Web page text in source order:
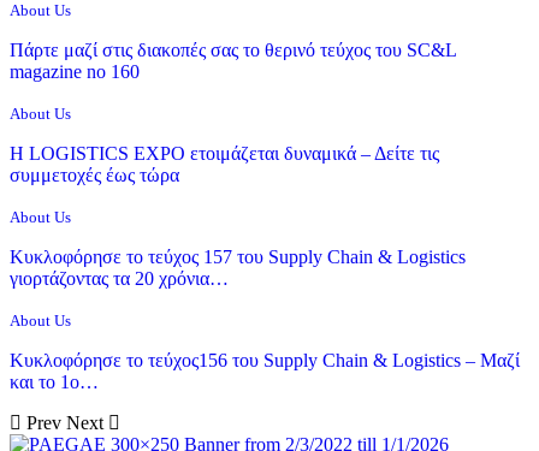
About Us
Πάρτε μαζί στις διακοπές σας το θερινό τεύχος του SC&L
magazine no 160
About Us
Η LOGISTICS EXPO ετοιμάζεται δυναμικά – Δείτε τις
συμμετοχές έως τώρα
About Us
Κυκλοφόρησε το τεύχος 157 του Supply Chain & Logistics
γιορτάζοντας τα 20 χρόνια…
About Us
Κυκλοφόρησε το τεύχος156 του Supply Chain & Logistics – Μαζί
και το 1ο…
Prev Next